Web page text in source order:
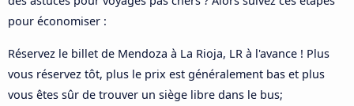
pour économiser :
Réservez le billet de Mendoza à La Rioja, LR à l'avance ! Plus
vous réservez tôt, plus le prix est généralement bas et plus
vous êtes sûr de trouver un siège libre dans le bus;